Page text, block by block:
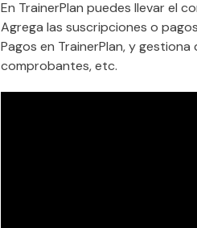
En TrainerPlan puedes llevar el
Agrega las suscripciones o
Pagos en TrainerPlan, y
comprobantes, etc.